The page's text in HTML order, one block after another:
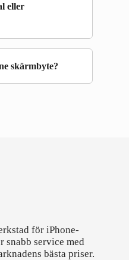
eller
skärmbyte?
för iPhone-
snabb service med
bästa priser.